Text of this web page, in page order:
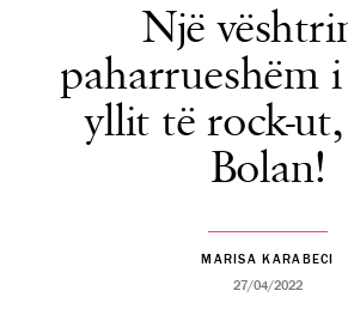
Një
paharrueshëm
yllit të rock-
Bolan!
MARISA KARABECI
27/04/2022